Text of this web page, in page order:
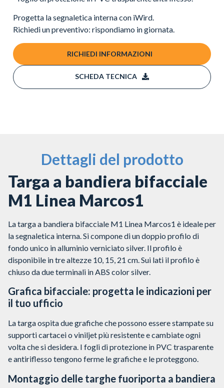
Progetta la segnaletica interna con iWird.
Richiedi un preventivo: rispondiamo in giornata.
RICHIEDI INFORMAZIONI
SCHEDA TECNICA
Dettagli del prodotto
Targa a bandiera bifacciale
M1 Linea Marcos1
La targa a bandiera bifacciale M1 Linea Marcos1 è ideale per
la segnaletica interna. Si compone di un doppio profilo di
fondo unico in alluminio verniciato silver. Il profilo è
disponibile in tre altezze 10, 15, 21 cm. Sui lati il profilo è
chiuso da due terminali in ABS color silver.
Grafica bifacciale: progetta le indicazioni per
il tuo ufficio
La targa ospita due grafiche che possono essere stampate su
supporti cartacei o viniljet più resistente e cambiate ogni
volta che si desidera. I fogli di protezione in PVC trasparente
e antiriflesso tengono ferme le grafiche e le proteggono.
Montaggio delle targhe fuoriporta a bandiera